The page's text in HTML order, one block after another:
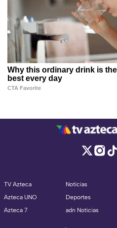
TV Azteca
Azteca UNO
Azteca 7
Noticias
Deportes
adn Noticias